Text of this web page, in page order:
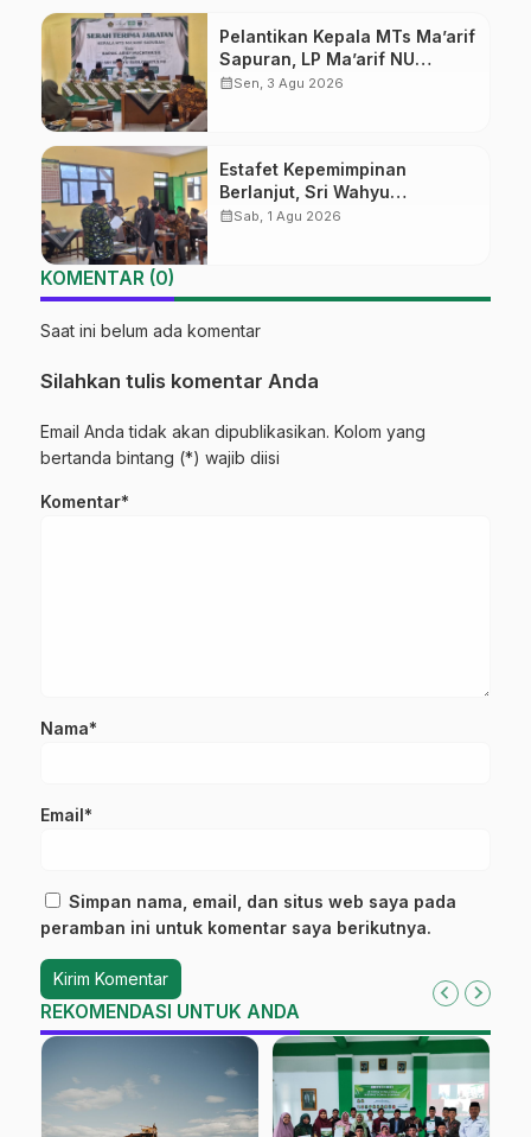
Pelantikan Kepala MTs Ma’arif
Sapuran, LP Ma’arif NU
Wonosobo Tekankan Lima
calendar_monthSen, 3 Agu 2026
Estafet Kepemimpinan
Berlanjut, Sri Wahyu
Susilowati Resmi Pimpin MTs
calendar_monthSab, 1 Agu 2026
KOMENTAR (0)
Saat ini belum ada komentar
Silahkan tulis komentar Anda
Email Anda tidak akan dipublikasikan. Kolom yang
bertanda bintang (*) wajib diisi
Komentar*
Nama*
Email*
Simpan nama, email, dan situs web saya pada
peramban ini untuk komentar saya berikutnya.
REKOMENDASI UNTUK ANDA